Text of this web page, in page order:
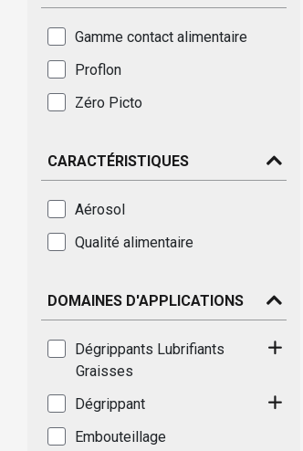
Gamme contact alimentaire
Proflon
Zéro Picto
CARACTÉRISTIQUES
Aérosol
Qualité alimentaire
DOMAINES D'APPLICATIONS
Dégrippants Lubrifiants
Graisses
Dégrippant
Embouteillage